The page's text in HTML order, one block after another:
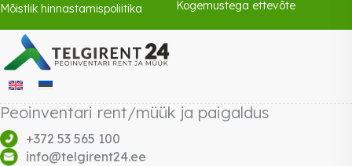
Mõistlik hinnastamispoliitika
Kogemustega ettevõte
Peoinventari rent/müük ja paigaldus
+372 53 565 100
info@telgirent24.ee